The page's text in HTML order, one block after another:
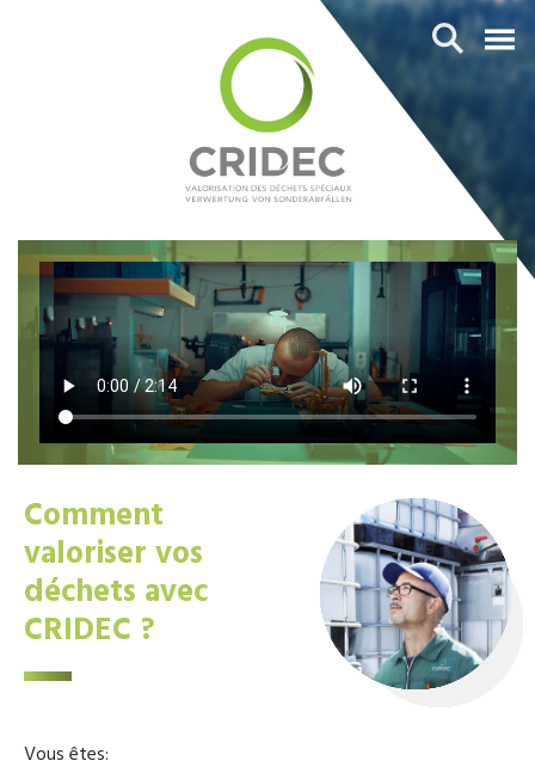
Comment
valoriser vos
déchets avec
CRIDEC ?
Vous êtes: